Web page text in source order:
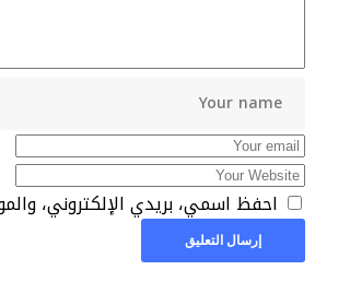
احفظ اسمي، بريدي الإلكتروني،